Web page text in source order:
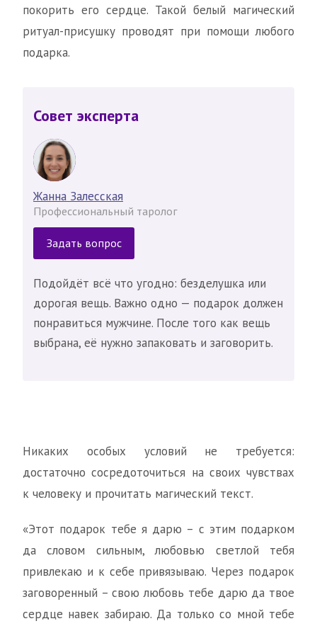
покорить его сердце. Такой белый магический
ритуал-присушку проводят при помощи любого
подарка.
Совет эксперта
Жанна Залесская
Профессиональный таролог
Задать вопрос
Подойдёт всё что угодно: безделушка или
дорогая вещь. Важно одно — подарок должен
понравиться мужчине. После того как вещь
выбрана, её нужно запаковать и заговорить.
Никаких особых условий не требуется:
достаточно сосредоточиться на своих чувствах
к человеку и прочитать магический текст.
«Этот подарок тебе я дарю – с этим подарком
да словом сильным, любовью светлой тебя
привлекаю и к себе привязываю. Через подарок
заговоренный – свою любовь тебе дарю да твое
сердце навек забираю. Да только со мной тебе